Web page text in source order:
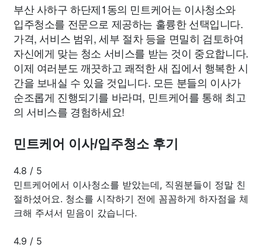
부산 사하구 하단제1동의 민트케어는 이사청소와
입주청소를 전문으로 제공하는 훌륭한 선택입니다.
가격, 서비스 범위, 세부 절차 등을 면밀히 검토하여
자신에게 맞는 청소 서비스를 받는 것이 중요합니다.
이제 여러분도 깨끗하고 쾌적한 새 집에서 행복한 시
간을 보내실 수 있을 것입니다. 모든 분들의 이사가
순조롭게 진행되기를 바라며, 민트케어를 통해 최고
의 서비스를 경험하세요!
민트케어 이사/입주청소 후기
4.8 / 5
민트케어에서 이사청소를 받았는데, 직원분들이 정말 친
절하셨어요. 청소를 시작하기 전에 꼼꼼하게 하자점을 체
크해 주셔서 믿음이 갔습니다.
4.9 / 5